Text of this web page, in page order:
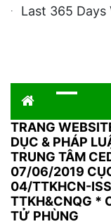
Last 365 Days
TRANG
DỤC & PHÁP
TRUNG TÂM
07/06/2019
04/TTKHCN-
TTKH&CNQG *
TỬ PHÙNG